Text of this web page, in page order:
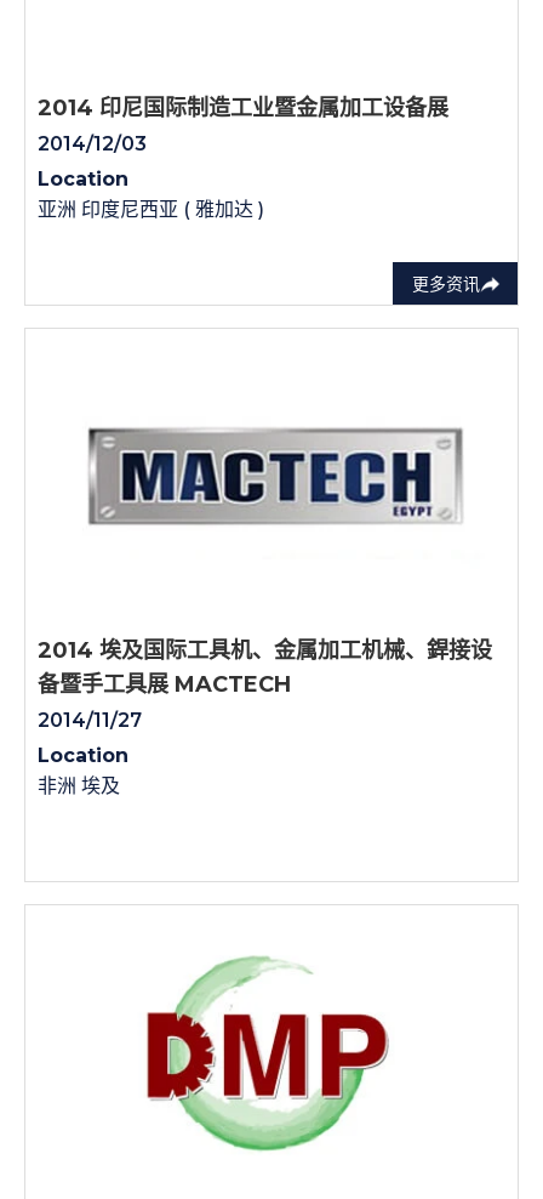
更多资讯
2014 印尼国际制造工业暨金属加工设备展
2014/12/03
Location
亚洲 印度尼西亚 ( 雅加达 )
2014 埃及国际工具机、金属加工机械、銲接设
备暨手工具展 MACTECH
2014/11/27
Location
非洲 埃及